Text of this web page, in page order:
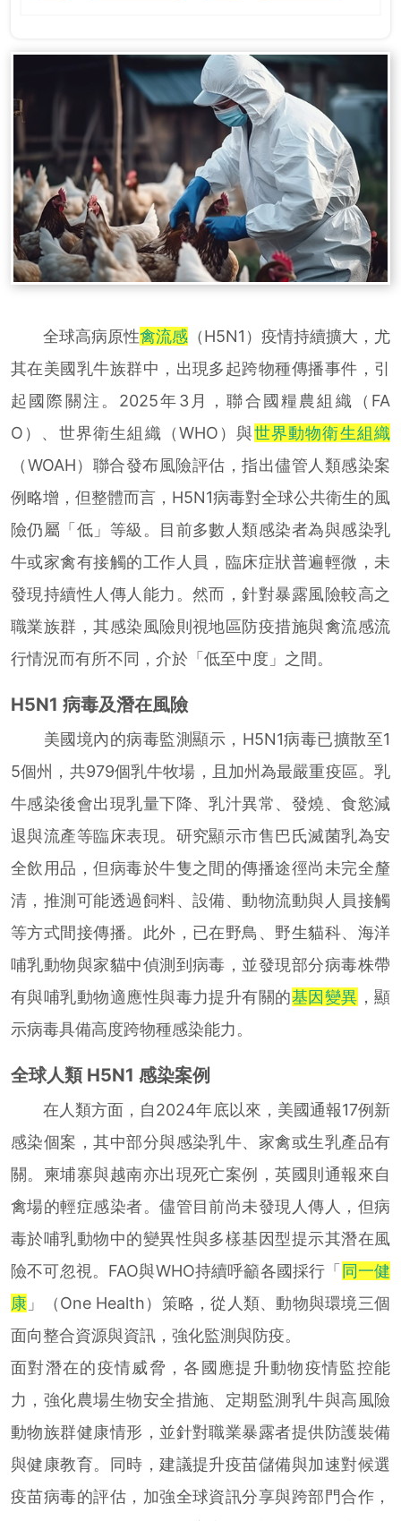
全球高病原性禽流感 （H5N1）疫情持續擴大，尤
其在美國乳牛族群中，出現多起跨物種傳播事件，引
起國際關注。2025年3月，聯合國糧農組織（FA
O）、世界衛生組織（WHO）與世界動物衛生組織
（WOAH）聯合發布風險評估，指出儘管人類感染案
例略增，但整體而言，H5N1病毒對全球公共衛生的風
險仍屬「低」等級。目前多數人類感染者為與感染乳
牛或家禽有接觸的工作人員，臨床症狀普遍輕微，未
發現持續性人傳人能力。然而，針對暴露風險較高之
職業族群，其感染風險則視地區防疫措施與禽流感流
行情況而有所不同，介於「低至中度」之間。
H5N1 病毒及潛在風險
美國境內的病毒監測顯示，H5N1病毒已擴散至1
5個州，共979個乳牛牧場，且加州為最嚴重疫區。乳
牛感染後會出現乳量下降、乳汁異常、發燒、食慾減
退與流產等臨床表現。研究顯示市售巴氏滅菌乳為安
全飲用品，但病毒於牛隻之間的傳播途徑尚未完全釐
清，推測可能透過飼料、設備、動物流動與人員接觸
等方式間接傳播。此外，已在野鳥、野生貓科、海洋
哺乳動物與家貓中偵測到病毒，並發現部分病毒株帶
有與哺乳動物適應性與毒力提升有關的基因變異 ，顯
示病毒具備高度跨物種感染能力。
全球人類 H5N1 感染案例
在人類方面，自2024年底以來，美國通報17例新
感染個案，其中部分與感染乳牛、家禽或生乳產品有
關。柬埔寨與越南亦出現死亡案例，英國則通報來自
禽場的輕症感染者。儘管目前尚未發現人傳人，但病
毒於哺乳動物中的變異性與多樣基因型提示其潛在風
險不可忽視。FAO與WHO持續呼籲各國採行「同一健
康 」（One Health）策略，從人類、動物與環境三個
面向整合資源與資訊，強化監測與防疫。
面對潛在的疫情威脅，各國應提升動物疫情監控能
力，強化農場生物安全措施、定期監測乳牛與高風險
動物族群健康情形，並針對職業暴露者提供防護裝備
與健康教育。同時，建議提升疫苗儲備與加速對候選
疫苗病毒的評估，加強全球資訊分享與跨部門合作，